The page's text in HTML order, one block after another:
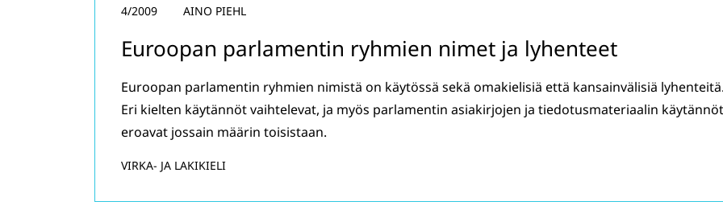
Euroopan parlamentin ryhmien nimet ja lyhenteet
4/2009 AINO PIEHL
Euroopan parlamentin ryhmien nimistä on käytössä sekä omakielisiä että kansainvälisiä
Eri kielten käytännöt vaihtelevat, ja myös parlamentin asiakirjojen ja tiedotusmateriaalin käytännöt
eroavat jossain määrin toisistaan.
VIRKA- JA LAKIKIELI